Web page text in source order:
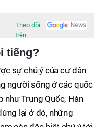
Theo dõi
trên
tiếng?
sự chú ý của cư dân
người sống ở các quốc
Trung Quốc, Hàn
lại ở đó, những